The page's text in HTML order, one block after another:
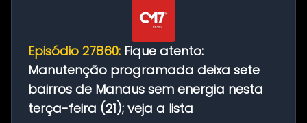
Episódio 27860: Fique atento:
Manutenção programada deixa sete
bairros de Manaus sem energia nesta
terça-feira (21); veja a lista